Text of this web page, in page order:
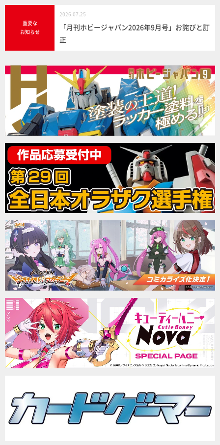
重要な
お知らせ
2026.07.25
「月刊ホビージャパン2026年9月号」お詫びと訂
正